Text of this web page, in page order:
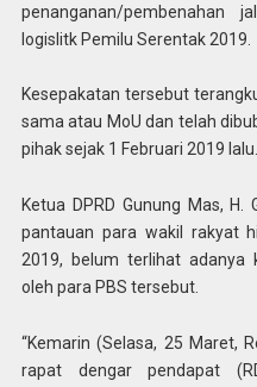
penanganan/pembenahan
logislitk Pemilu Serentak 2019.
Kesepakatan tersebut
sama atau MoU dan telah
pihak sejak 1 Februari 2019 lalu.
Ketua DPRD Gunung Mas,
pantauan para wakil rakyat
2019, belum terlihat adanya
oleh para PBS tersebut.
“Kemarin (Selasa, 25 Maret,
rapat dengar pendapat